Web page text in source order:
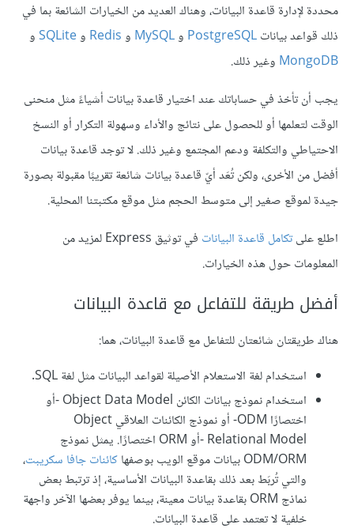
محددة لإدارة قاعدة البيانات، وهناك العديد من الخيارات الشائعة بما في
ذلك قواعد بياناتPostgreSQL وMySQL وRedis وSQLiteو
MongoDB وغير ذلك.
يجب أن تأخذ في حساباتك عند اختيار قاعدة بيانات أشياءً مثل منحنى
الوقت لتعلمها أو للحصول على نتائج والأداء وسهولة التكرار أو النسخ
الاحتياطي والتكلفة ودعم المجتمع وغير ذلك. لا توجد قاعدة بيانات
أفضل من الأخرى، ولكن تُعَد أيّ قاعدة بيانات شائعة تقريبًا مقبولة بصورة
جيدة لموقع صغير إلى متوسط الحجم مثل موقع مكتبتنا المحلية.
اطلع علىتكامل قاعدة البيانات
في توثيق Express لمزيد من
المعلومات حول هذه الخيارات.
أفضل طريقة للتفاعل مع قاعدة البيانات
هناك طريقتان شائعتان للتفاعل مع قاعدة البيانات، هما:
استخدام لغة الاستعلام الأصيلة لقواعد البيانات مثل لغة SQL.
استخدام نموذج بيانات الكائن Object Data Model -أو
اختصارًا ODM- أو نموذج الكائنات العلاقي Object
Relational Model -أو ORM اختصارًا. يمثل نموذج
ODM/ORM بيانات موقع الويب بوصفها
كائنات جافا سكريبت،
والتي تُربَط بعد ذلك بقاعدة البيانات الأساسية، إذ ترتبط بعض
نماذج ORM بقاعدة بيانات معينة، بينما يوفر بعضها الآخر واجهة
خلفية لا تعتمد على قاعدة البيانات.